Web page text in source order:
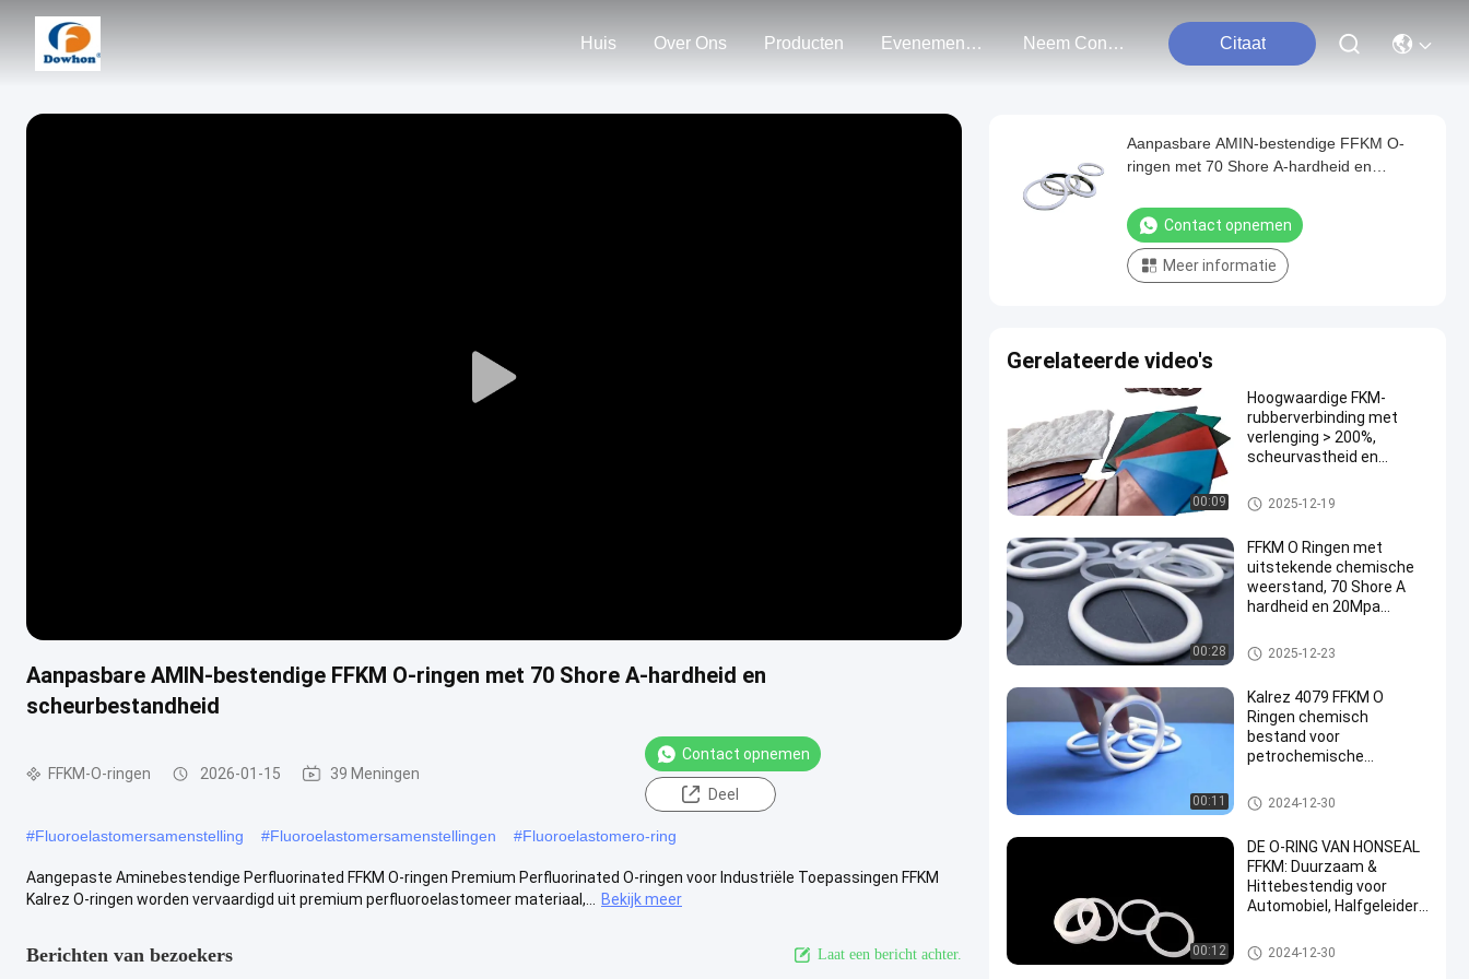
Huis Over Ons Producten Evenementen Neem Contact Met Ons Op Citaat
Play
Aanpasbare AMIN-bestendige FFKM O-ringen met 70 Shore A-hardheid en
scheurbestandheid
FFKM-O-ringen 2026-01-15 39 Meningen
Contact opnemen
Deel
#Fluoroelastomersamenstelling #Fluoroelastomersamenstellingen #Fluoroelastomero-ring
Aangepaste Aminebestendige Perfluorinated FFKM O-ringen Premium Perfluorinated O-ringen voor Industriële Toepassingen FFKM
Kalrez O-ringen worden vervaardigd uit premium perfluoroelastomeer materiaal,...
Bekijk meer
Berichten van bezoekers Laat een bericht achter.
Aanpasbare AMIN-bestendige FFKM O-
ringen met 70 Shore A-hardheid en
Contact opnemen
Meer informatie
Gerelateerde video's
00:09
Hoogwaardige FKM-
rubberverbinding met
verlenging > 200%,
scheurvastheid en
De Rubbersamenstelling van F
KM
2025-12-19
00:28
FFKM O Ringen met
uitstekende chemische
weerstand, 70 Shore A
hardheid en 20Mpa
omgevingen
FFKM-O-ringen
2025-12-23
00:11
Kalrez 4079 FFKM O
Ringen chemisch
bestand voor
petrochemische
industrie en
halfgeleiderindustrie
FFKM-O-ringen
2024-12-30
00:12
DE O-RING VAN HONSEAL
FFKM: Duurzaam &
Hittebestendig voor
Automobiel, Halfgeleider,
FFKM-O-ringen
2024-12-30